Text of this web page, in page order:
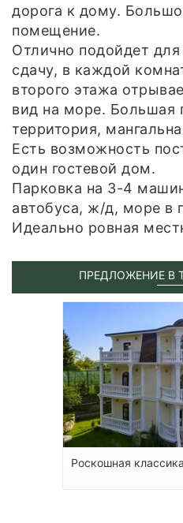
дорога к дому.
помещение.
Отлично подойдет
сдачу, в каждой
второго этажа
вид на море. Большая
территория,
Есть возможность
один гостевой дом.
Парковка на 3-4
автобуса, ж/д, море в
Идеально ровная
ПРЕДЛОЖЕНИЕ В
Роскошная классика